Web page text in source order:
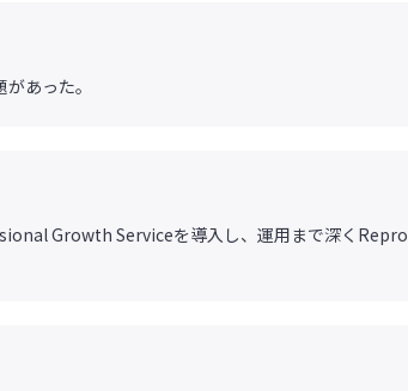
あった。
Growth Serviceを導入し、運用まで深くRepro